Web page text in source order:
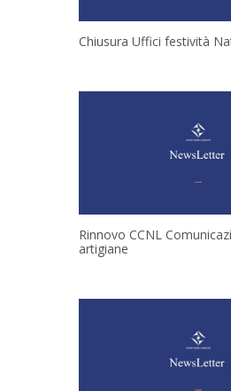
Chiusura Uffici festività
Rinnovo CCNL
artigiane